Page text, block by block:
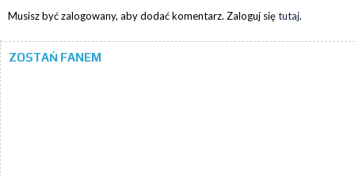
Musisz być zalogowany, aby dodać komentarz. Zaloguj siętutaj.
ZOSTAŃ FANEM